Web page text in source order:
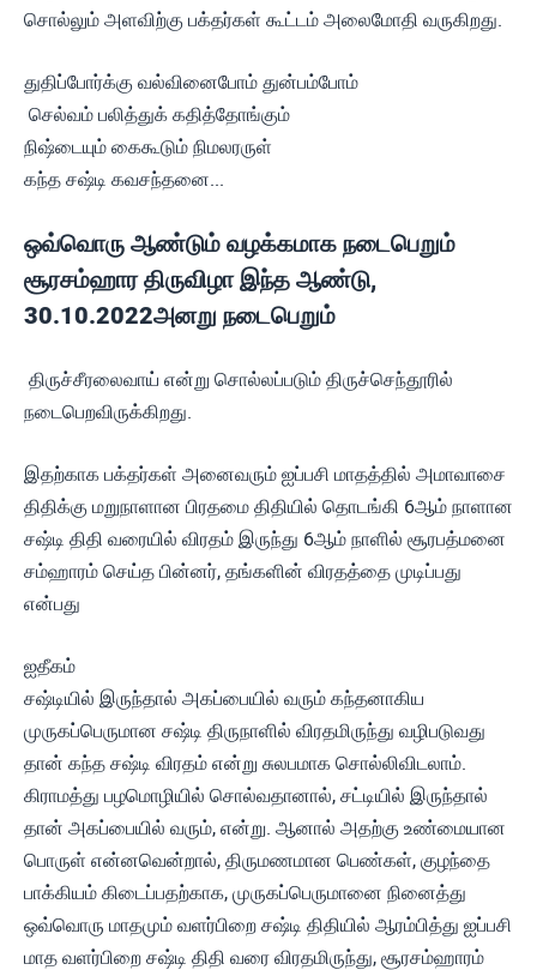
சொல்லும் அளவிற்கு பக்தர்கள் கூட்டம் அலைமோதி வருகிறது.
துதிப்போர்க்கு வல்வினைபோம் துன்பம்போம்
செல்வம் பலித்துக் கதித்தோங்கும்
நிஷ்டையும் கைகூடும் நிமலரருள்
கந்த சஷ்டி கவசந்தனை...
ஒவ்வொரு ஆண்டும் வழக்கமாக நடைபெறும்
சூரசம்ஹார திருவிழா இந்த ஆண்டு,
30.10.2022அனறு நடைபெறும்
திருச்சீரலைவாய் என்று சொல்லப்படும் திருச்செந்தூரில்
நடைபெறவிருக்கிறது.
இதற்காக பக்தர்கள் அனைவரும் ஐப்பசி மாதத்தில் அமாவாசை
திதிக்கு மறுநாளான பிரதமை திதியில் தொடங்கி 6ஆம் நாளான
சஷ்டி திதி வரையில் விரதம் இருந்து 6ஆம் நாளில் சூரபத்மனை
சம்ஹாரம் செய்த பின்னர், தங்களின் விரதத்தை முடிப்பது
என்பது
ஐதீகம்
சஷ்டியில் இருந்தால் அகப்பையில் வரும் கந்தனாகிய
முருகப்பெருமான சஷ்டி திருநாளில் விரதமிருந்து வழிபடுவது
தான் கந்த சஷ்டி விரதம் என்று சுலபமாக சொல்லிவிடலாம்.
கிராமத்து பழமொழியில் சொல்வதானால், சட்டியில் இருந்தால்
தான் அகப்பையில் வரும், என்று. ஆனால் அதற்கு உண்மையான
பொருள் என்னவென்றால், திருமணமான பெண்கள், குழந்தை
பாக்கியம் கிடைப்பதற்காக, முருகப்பெருமானை நினைத்து
ஒவ்வொரு மாதமும் வளர்பிறை சஷ்டி திதியில் ஆரம்பித்து ஐப்பசி
மாத வளர்பிறை சஷ்டி திதி வரை விரதமிருந்து, சூரசம்ஹாரம்